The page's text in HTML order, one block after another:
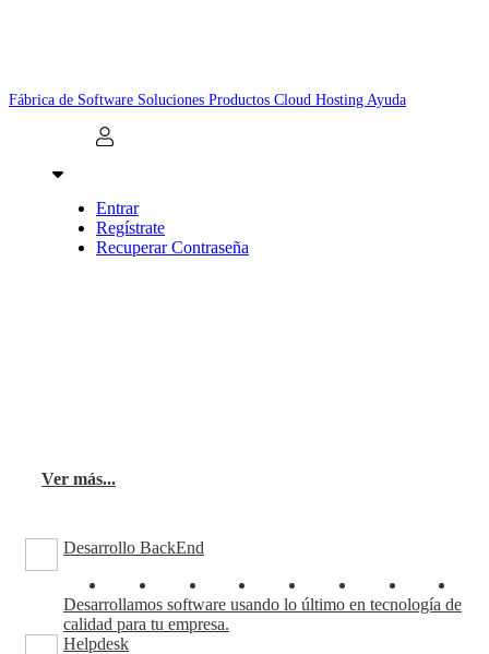
Fábrica de Software Soluciones Productos Cloud Hosting Ayuda
Entrar
Regístrate
Recuperar Contraseña
Ver más...
Desarrollo BackEnd
Desarrollamos software usando lo último en tecnología de
calidad para tu empresa.
Helpdesk